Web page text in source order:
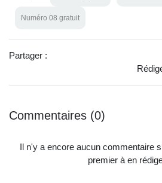
Numéro 08 gratuit
Partager :
Commentaires (0)
Il n'y a encore aucun commentaire
premier à en